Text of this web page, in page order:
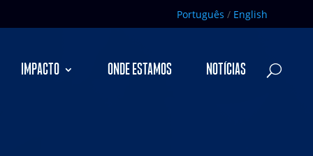
Português / English
IMPACTO ONDE ESTAMOS NOTÍCIAS